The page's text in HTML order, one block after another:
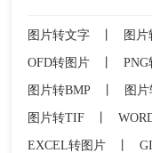
图片转文字 图片
OFD转图片
PNG
图片转BMP
图片
图片转TIF
EXCEL转图片